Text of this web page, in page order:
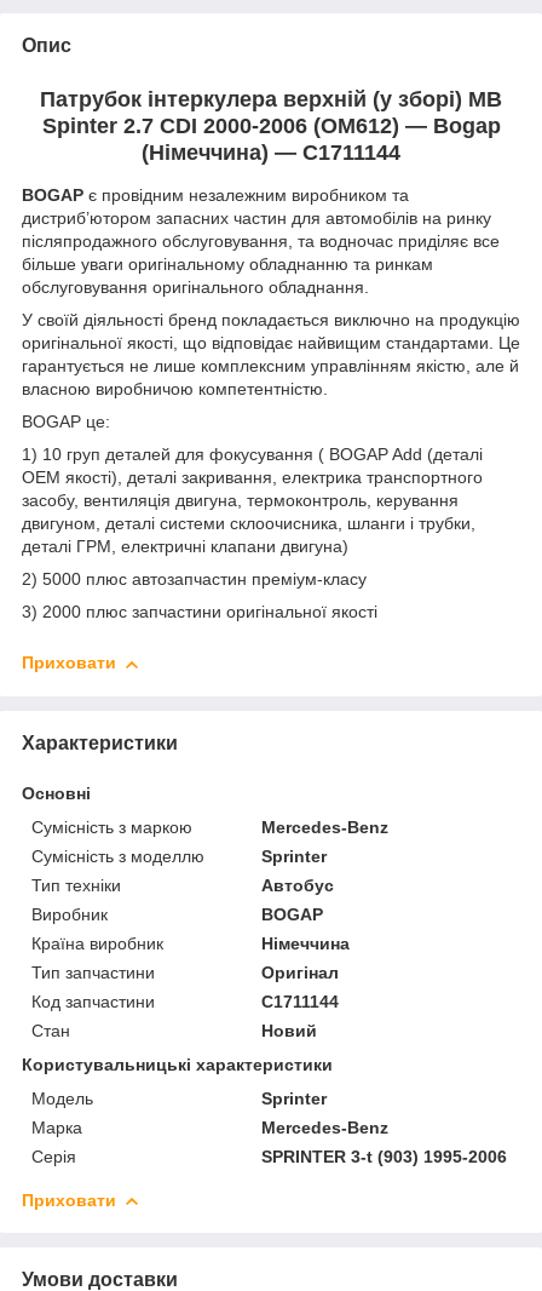
Опис
Патрубок інтеркулера верхній (у зборі) MB
Spinter 2.7 CDI 2000-2006 (OM612) — Bogap
(Німеччина) — C1711144
BOGAP є провідним незалежним виробником та
дистриб’ютором запасних частин для автомобілів на ринку
післяпродажного обслуговування, та водночас приділяє все
більше уваги оригінальному обладнанню та ринкам
обслуговування оригінального обладнання.
У своїй діяльності бренд покладається виключно на продукцію
оригінальної якості, що відповідає найвищим стандартами. Це
гарантується не лише комплексним управлінням якістю, але й
власною виробничою компетентністю.
BOGAP це:
1) 10 груп деталей для фокусування ( BOGAP Add (деталі
OEM якості), деталі закривання, електрика транспортного
засобу, вентиляція двигуна, термоконтроль, керування
двигуном, деталі системи склоочисника, шланги і трубки,
деталі ГРМ, електричні клапани двигуна)
2) 5000 плюс автозапчастин преміум-класу
3) 2000 плюс запчастини оригінальної якості
Приховати
Характеристики
Основні
Сумісність з маркою
Mercedes-Benz
Сумісність з моделлю
Sprinter
Тип техніки
Автобус
Виробник
BOGAP
Країна виробник
Німеччина
Тип запчастини
Оригінал
Код запчастини
C1711144
Стан
Новий
Користувальницькі характеристики
Модель
Sprinter
Марка
Mercedes-Benz
Серія
SPRINTER 3-t (903) 1995-2006
Приховати
Умови доставки